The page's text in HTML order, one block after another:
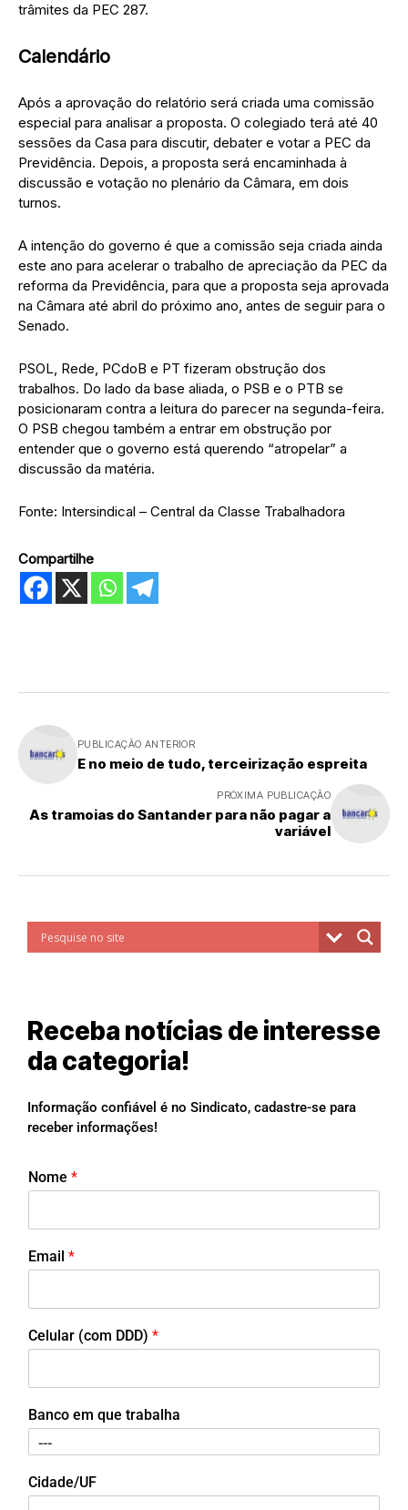
trâmites da PEC 287.
Calendário
Após a aprovação do relatório será criada uma comissão
especial para analisar a proposta. O colegiado terá até 40
sessões da Casa para discutir, debater e votar a PEC da
Previdência. Depois, a proposta será encaminhada à
discussão e votação no plenário da Câmara, em dois
turnos.
A intenção do governo é que a comissão seja criada ainda
este ano para acelerar o trabalho de apreciação da PEC da
reforma da Previdência, para que a proposta seja aprovada
na Câmara até abril do próximo ano, antes de seguir para o
Senado.
PSOL, Rede, PCdoB e PT fizeram obstrução dos
trabalhos. Do lado da base aliada, o PSB e o PTB se
posicionaram contra a leitura do parecer na segunda-feira.
O PSB chegou também a entrar em obstrução por
entender que o governo está querendo “atropelar” a
discussão da matéria.
Fonte: Intersindical – Central da Classe Trabalhadora
Compartilhe
PUBLICAÇÃO ANTERIOR
E no meio de tudo, terceirização espreita
PRÓXIMA PUBLICAÇÃO
As tramoias do Santander para não pagar a
variável
Receba notícias de interesse
da categoria!
Informação confiável é no Sindicato, cadastre-se para
receber informações!
Nome *
Email *
Celular (com DDD) *
Banco em que trabalha
Cidade/UF